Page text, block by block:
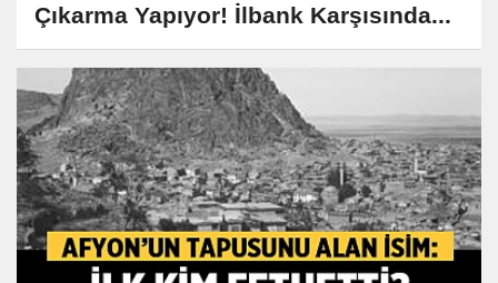
Çıkarma Yapıyor! İlbank Karşısında...